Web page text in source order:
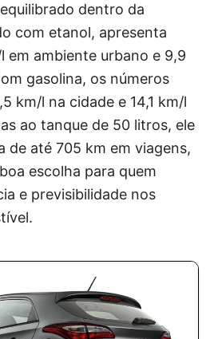
dentro da
com etanol, apresenta
em ambiente urbano e 9,9
gasolina, os números
km/l na cidade e 14,1 km/l
ao tanque de 50 litros, ele
de até 705 km em viagens,
escolha para quem
e previsibilidade nos